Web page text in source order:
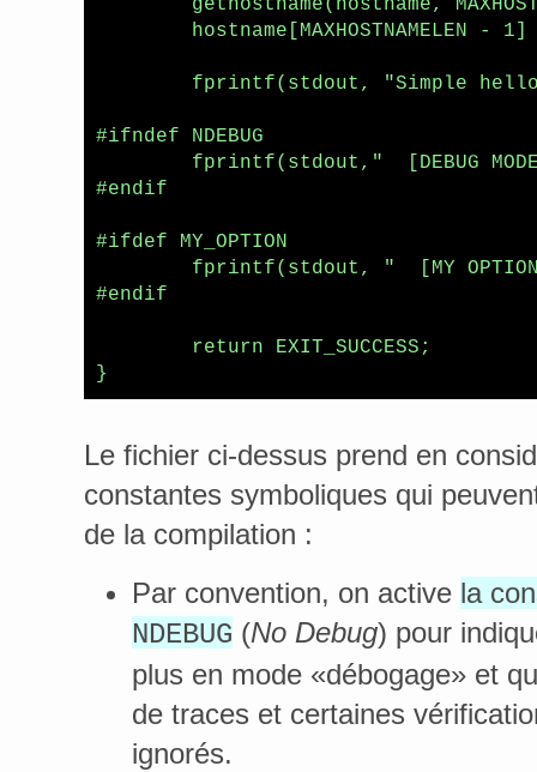
#ifndef NDEBUG
#endif
#ifdef MY_OPTION
#endif
}
Le fichier ci-dessus prend en
constantes symboliques qui
de la compilation :
Par convention, on active la
NDEBUG (No Debug) pour
plus en mode «débogage» et
de traces et certaines
ignorés.